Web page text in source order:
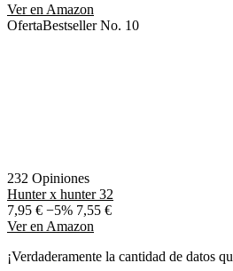
Ver en Amazon
OfertaBestseller No. 10
232 Opiniones
Hunter x hunter 32
7,95 € −5% 7,55 €
Ver en Amazon
¡Verdaderamente la cantidad de datos